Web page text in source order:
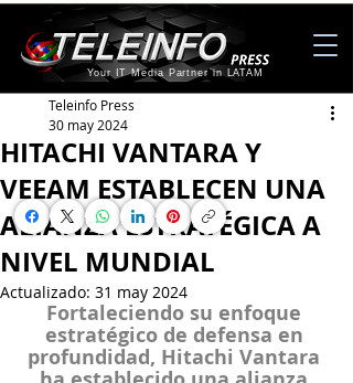
Your IT Media Partner in LATAM
HITACHI VANTARA Y
VEEAM ESTABLECEN UNA
ALIANZA ESTRATÉGICA A
NIVEL MUNDIAL
Teleinfo Press
30 may 2024
Actualizado: 31 may 2024
Fortaleciendo su enfoque
estratégico de defensa en
profundidad, Hitachi Vantara